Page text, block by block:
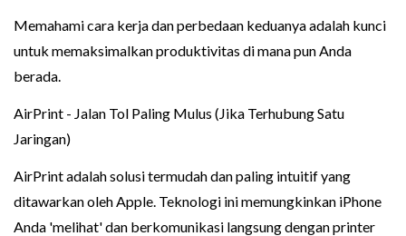
Memahami cara kerja dan perbedaan keduanya adalah kunci
untuk memaksimalkan produktivitas di mana pun Anda
berada.
AirPrint - Jalan Tol Paling Mulus (Jika Terhubung Satu
Jaringan)
AirPrint adalah solusi termudah dan paling intuitif yang
ditawarkan oleh Apple. Teknologi ini memungkinkan iPhone
Anda 'melihat' dan berkomunikasi langsung dengan printer